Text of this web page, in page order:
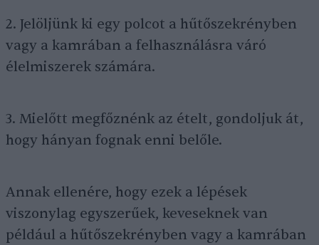
2. Jelöljünk ki egy polcot a hűtőszekrényben
vagy a kamrában a felhasználásra váró
élelmiszerek számára.
3. Mielőtt megfőznénk az ételt, gondoljuk át,
hogy hányan fognak enni belőle.
Annak ellenére, hogy ezek a lépések
viszonylag egyszerűek, keveseknek van
például a hűtőszekrényben vagy a kamrában